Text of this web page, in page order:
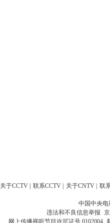
关于CCTV 联系CCTV 关于CNTV 联
中国中央
违法和不良信息举报
网上传播视听节目许可证号 0102004